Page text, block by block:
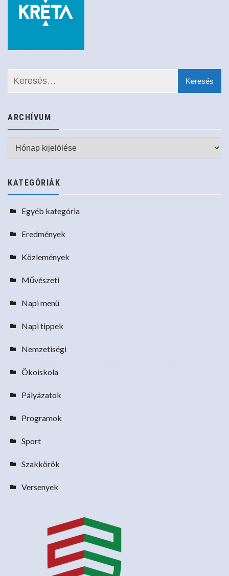
ARCHÍVUM
Archívum
KATEGÓRIÁK
Egyéb kategória
Eredmények
Közlemények
Művészeti
Napi menü
Napi tippek
Nemzetiségi
Ökoiskola
Pályázatok
Programok
Sport
Szakkörök
Versenyek